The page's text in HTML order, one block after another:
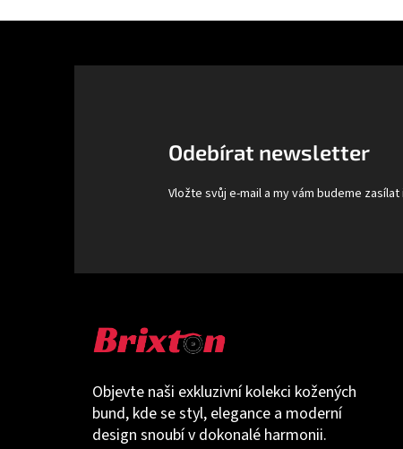
Objevte naši exkluzivní kolekci kožených
bund, kde se styl, elegance a moderní
design snoubí v dokonalé harmonii.
Odebírat newsletter
Vložte svůj e-mail a my vám budeme